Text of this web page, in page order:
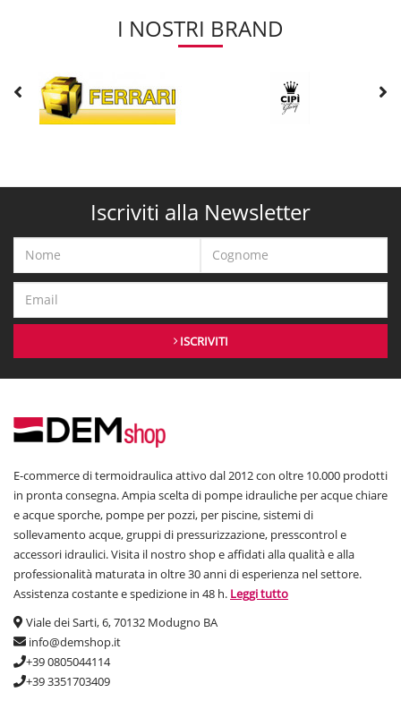
I NOSTRI BRAND
Iscriviti alla Newsletter
ISCRIVITI
E-commerce di termoidraulica attivo dal 2012 con oltre 10.000 prodotti
in pronta consegna. Ampia scelta di pompe idrauliche per acque chiare
e acque sporche, pompe per pozzi, per piscine, sistemi di
sollevamento acque, gruppi di pressurizzazione, presscontrol e
accessori idraulici. Visita il nostro shop e affidati alla qualità e alla
professionalità maturata in oltre 30 anni di esperienza nel settore.
Assistenza costante e spedizione in 48 h. Leggi tutto
Viale dei Sarti, 6, 70132 Modugno BA
info@demshop.it
+39 0805044114
+39 3351703409